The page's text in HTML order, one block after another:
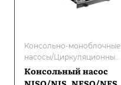
Консольно-моноблочные
насосы/Циркуляционные
насосы для систем
отопления с мокрым
Консольный насос